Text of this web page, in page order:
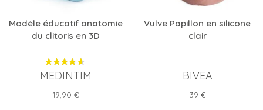
Modèle éducatif anatomie
du clitoris en 3D
MEDINTIM
Prix
19,90 €
Vulve Papillon en silicone
clair
BIVEA
Prix
39 €